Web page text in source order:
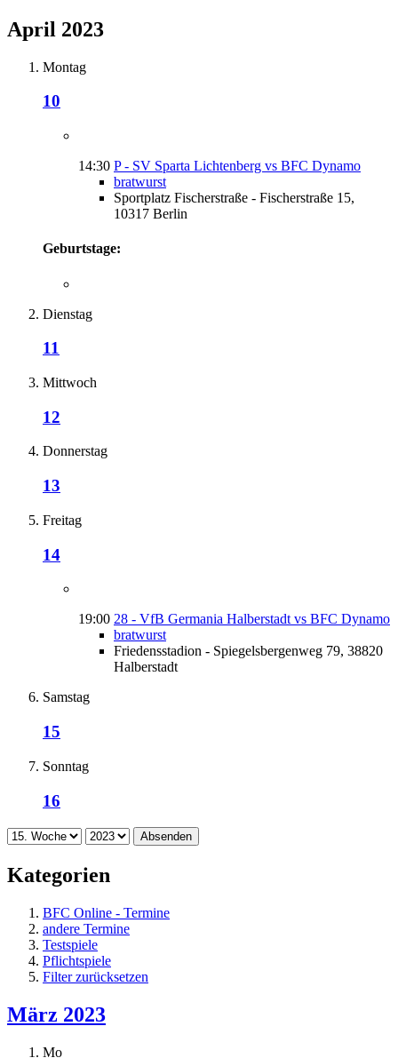
April 2023
Montag
10
14:30 P - SV Sparta Lichtenberg vs BFC Dynamo
bratwurst
Sportplatz Fischerstraße - Fischerstraße 15,
10317 Berlin
Geburtstage:
Dienstag
11
Mittwoch
12
Donnerstag
13
Freitag
14
19:00 28 - VfB Germania Halberstadt vs BFC Dynamo
bratwurst
Friedensstadion - Spiegelsbergenweg 79, 38820
Halberstadt
Samstag
15
Sonntag
16
Absenden
Kategorien
BFC Online - Termine
andere Termine
Testspiele
Pflichtspiele
Filter zurücksetzen
März 2023
Mo